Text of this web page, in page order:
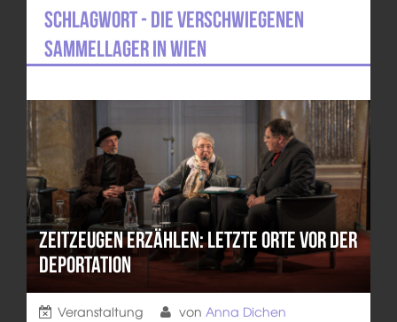
Schlagwort - Die verschwiegenen
Sammellager in Wien
Zeitzeugen erzählen: Letzte Orte vor der
Deportation
Veranstaltung von Anna Dichen